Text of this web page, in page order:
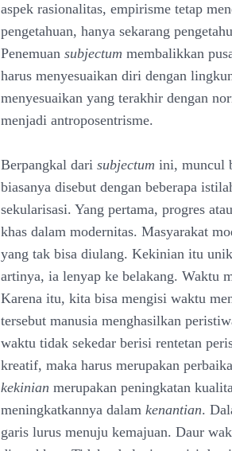
aspek rasionalitas, empirisme tetap
pengetahuan, hanya sekarang
Penemuan subjectum membalikkan
harus menyesuaikan diri dengan
menyesuaikan yang terakhir dengan
menjadi antroposentrisme.
Berpangkal dari subjectum ini, muncul
biasanya disebut dengan beberapa
sekularisasi. Yang pertama, progres
khas dalam modernitas. Masyarakat
yang tak bisa diulang. Kekinian itu
artinya, ia lenyap ke belakang.
Karena itu, kita bisa mengisi waktu
tersebut manusia menghasilkan
waktu tidak sekedar berisi rentetan
kreatif, maka harus merupakan
kekinian merupakan peningkatan
meningkatkannya dalam kenantian.
garis lurus menuju kemajuan. Daur